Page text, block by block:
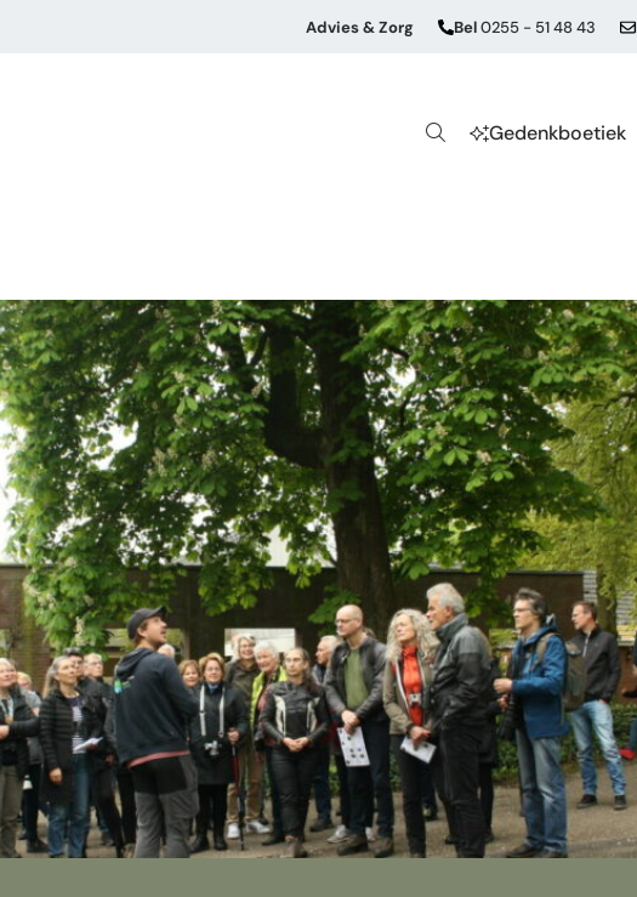
Advies & Zorg Bel0255 - 51 48 43
Gedenkboetiek